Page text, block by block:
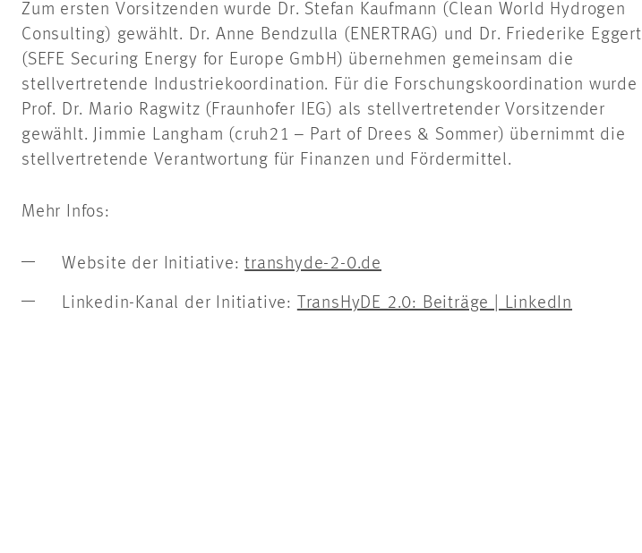
Zum ersten Vorsitzenden wurde Dr. Stefan Kaufmann (Clean World Hydrogen
Consulting) gewählt. Dr. Anne Bendzulla (ENERTRAG) und Dr. Friederike Eggert
(SEFE Securing Energy for Europe GmbH) übernehmen gemeinsam die
stellvertretende Industriekoordination. Für die Forschungskoordination wurde
Prof. Dr. Mario Ragwitz (Fraunhofer IEG) als stellvertretender Vorsitzender
gewählt. Jimmie Langham (cruh21 – Part of Drees & Sommer) übernimmt die
stellvertretende Verantwortung für Finanzen und Fördermittel.
Mehr Infos:
Website der Initiative:transhyde-2-0.de
Linkedin-Kanal der Initiative: TransHyDE 2.0: Beiträge | LinkedIn